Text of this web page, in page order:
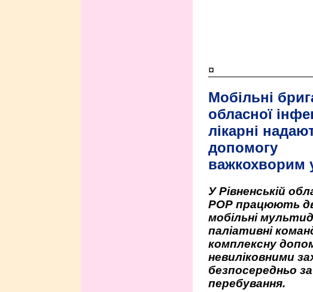
¤
Мобільні
обласної
лікарні
допомогу
важкохворим
У Рівненській
РОР працюють дві
мобільні
паліативні
комплексну
невиліковними
безпосередньо
перебування.